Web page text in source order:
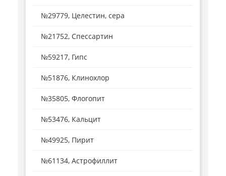
№29779, Целестин, сера
№21752, Спессартин
№59217, Гипс
№51876, Клинохлор
№35805, Флогопит
№53476, Кальцит
№49925, Пирит
№61134, Астрофиллит